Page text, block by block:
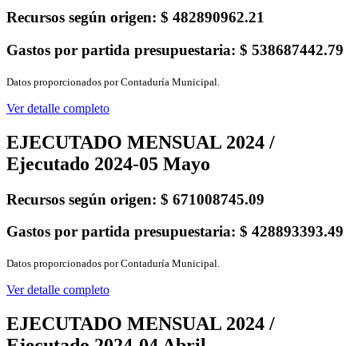
Recursos según origen: $ 482890962.21
Gastos por partida presupuestaria: $ 538687442.79
Datos proporcionados por Contaduría Municipal.
Ver detalle completo
EJECUTADO MENSUAL 2024 /
Ejecutado 2024-05 Mayo
Recursos según origen: $ 671008745.09
Gastos por partida presupuestaria: $ 428893393.49
Datos proporcionados por Contaduría Municipal.
Ver detalle completo
EJECUTADO MENSUAL 2024 /